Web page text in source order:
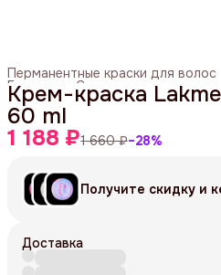
Перманентные краски для волос
Средства для
Главная
Крем-краска
60 ml
1 188 ₽1 660 ₽−28%
Получите скидку и
Доставка